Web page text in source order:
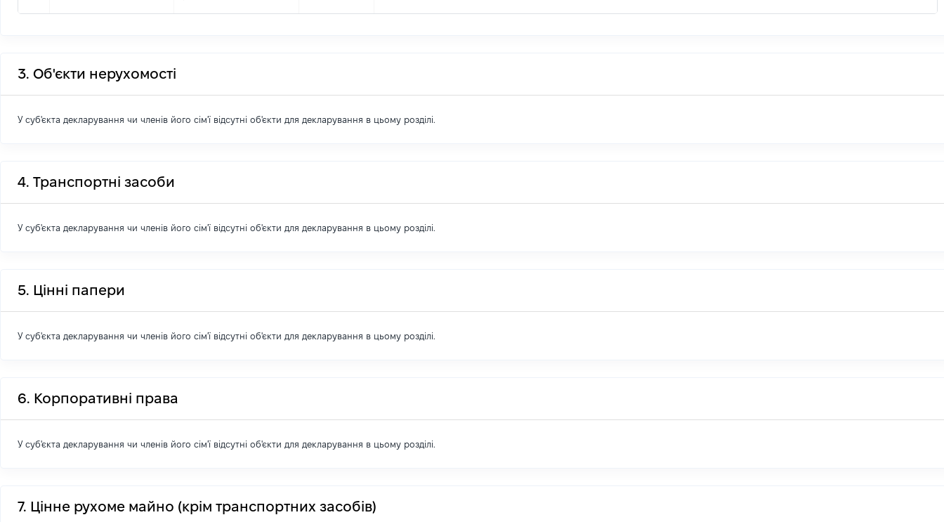
3. Об'єкти нерухомості
У суб'єкта декларування чи членів його сім'ї відсутні об'єкти для декларування в цьому розділі.
4. Транспортні засоби
У суб'єкта декларування чи членів його сім'ї відсутні об'єкти для декларування в цьому розділі.
5. Цінні папери
У суб'єкта декларування чи членів його сім'ї відсутні об'єкти для декларування в цьому розділі.
6. Корпоративні права
У суб'єкта декларування чи членів його сім'ї відсутні об'єкти для декларування в цьому розділі.
7. Цінне рухоме майно (крім транспортних засобів)